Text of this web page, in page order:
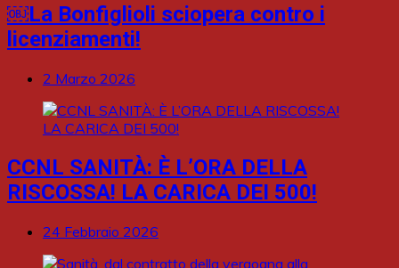
￼La Bonfiglioli sciopera contro i
licenziamenti!
2 Marzo 2026
CCNL SANITÀ: È L’ORA DELLA
RISCOSSA! LA CARICA DEI 500!
24 Febbraio 2026